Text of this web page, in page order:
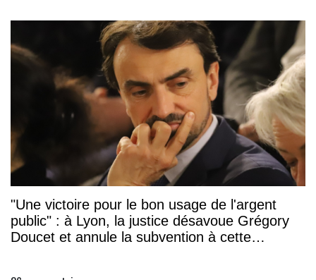
"Une victoire pour le bon usage de l'argent
public" : à Lyon, la justice désavoue Grégory
Doucet et annule la subvention à cette